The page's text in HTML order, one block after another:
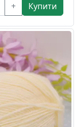
+ Купити